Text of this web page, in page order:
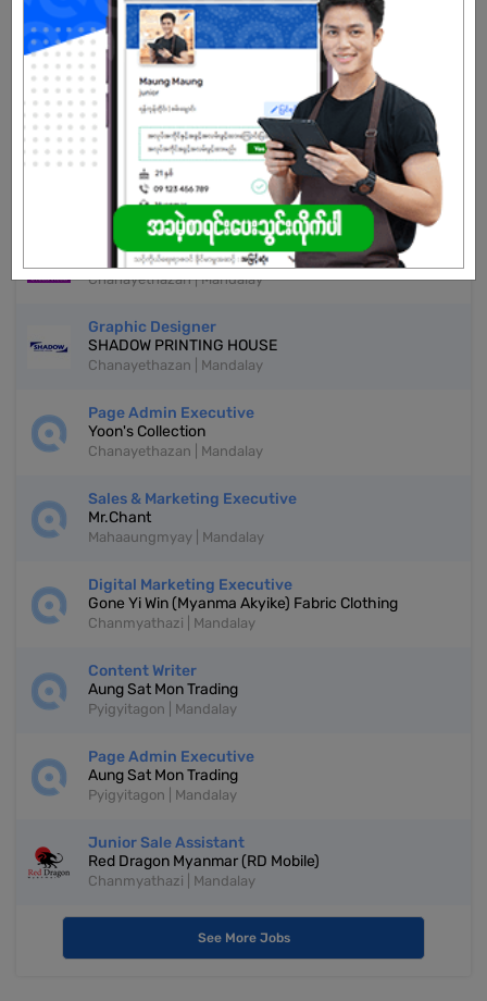
Already Expired
Don't have an account?
REGISTER NOW!
More Similar Jobs
Page Admin
Urban Neon
Chanayethazan | Mandalay
Graphic Designer
SHADOW PRINTING HOUSE
Chanayethazan | Mandalay
Page Admin Executive
Yoon's Collection
Chanayethazan | Mandalay
Sales & Marketing Executive
Mr.Chant
Mahaaungmyay | Mandalay
Digital Marketing Executive
Gone Yi Win (Myanma Akyike) Fabric Clothing
Chanmyathazi | Mandalay
Content Writer
Aung Sat Mon Trading
Pyigyitagon | Mandalay
Page Admin Executive
Aung Sat Mon Trading
Pyigyitagon | Mandalay
Junior Sale Assistant
Red Dragon Myanmar (RD Mobile)
Chanmyathazi | Mandalay
See More Jobs